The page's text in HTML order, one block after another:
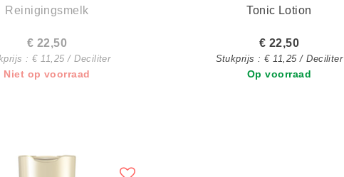
Reinigingsmelk
€ 22,50
: € 11,25 / Deciliter
Niet op voorraad
Tonic Lotion
€ 22,50
Stukprijs : € 11,25 / Deciliter
Op voorraad